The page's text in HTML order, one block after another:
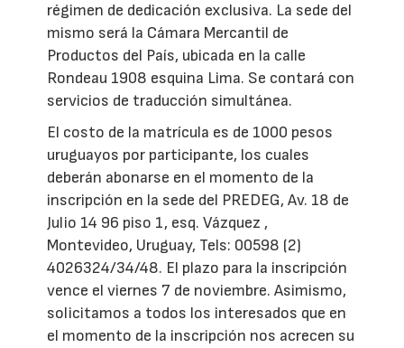
régimen de dedicación exclusiva. La sede del
mismo será la Cámara Mercantil de
Productos del País, ubicada en la calle
Rondeau 1908 esquina Lima. Se contará con
servicios de traducción simultánea.
El costo de la matrícula es de 1000 pesos
uruguayos por participante, los cuales
deberán abonarse en el momento de la
inscripción en la sede del PREDEG, Av. 18 de
Julio 14 96 piso 1, esq. Vázquez ,
Montevideo, Uruguay, Tels: 00598 (2)
4026324/34/48. El plazo para la inscripción
vence el viernes 7 de noviembre. Asimismo,
solicitamos a todos los interesados que en
el momento de la inscripción nos acrecen su